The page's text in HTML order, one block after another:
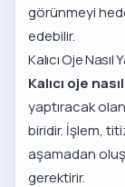
görünmeyi
edebilir.
Kalıcı Oje Nasıl
Kalıcı oje
yaptıracak
biridir. İşlem,
aşamadan
gerektirir.